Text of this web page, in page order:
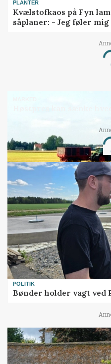
PLANTER
Kvælstofkaos på Fyn
såplaner: - Jeg føler mig
POLITIK
Bønder holder vagt ved